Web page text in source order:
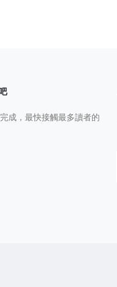
成，最快接觸最多讀者的